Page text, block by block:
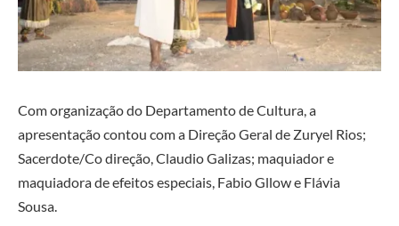
Com organização do Departamento de Cultura, a
apresentação contou com a Direção Geral de Zuryel Rios;
Sacerdote/Co direção, Claudio Galizas; maquiador e
maquiadora de efeitos especiais, Fabio Gllow e Flávia
Sousa.